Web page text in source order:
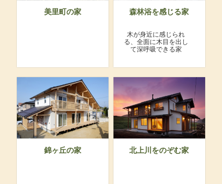
美里町の家 森林浴を感じる家
木が身近に感じられ
る、全面に木目を出し
て深呼吸できる家
錦ヶ丘の家 北上川をのぞむ家